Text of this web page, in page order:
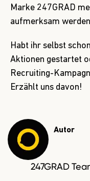
Marke 247GRAD
aufmerksam
Habt ihr selbst
Aktionen gestartet
Recruiting-
Erzählt uns davon!
Autor
247GRAD